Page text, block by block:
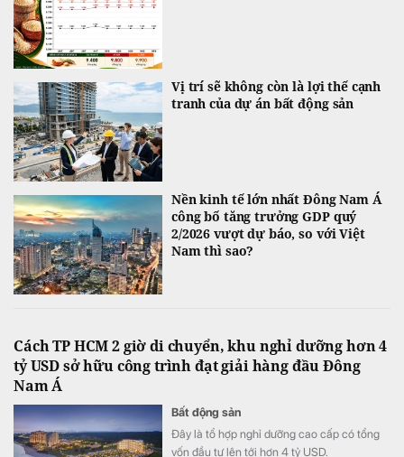
Vị trí sẽ không còn là lợi thế cạnh
tranh của dự án bất động sản
Nền kinh tế lớn nhất Đông Nam Á
công bố tăng trưởng GDP quý
2/2026 vượt dự báo, so với Việt
Nam thì sao?
Cách TP HCM 2 giờ di chuyển, khu nghỉ dưỡng hơn 4
tỷ USD sở hữu công trình đạt giải hàng đầu Đông
Nam Á
Bất động sản
Đây là tổ hợp nghỉ dưỡng cao cấp có tổng
vốn đầu tư lên tới hơn 4 tỷ USD.